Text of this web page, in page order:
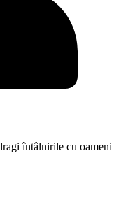
întâlnirile cu oameni